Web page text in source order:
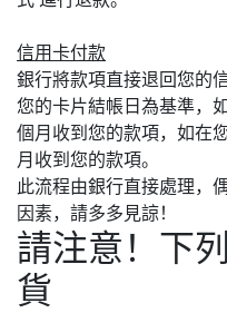
信用卡付款
銀行將款項直接退回您的
您的卡片結帳日為基準，
個月收到您的款項，如在
月收到您的款項。
此流程由銀行直接處理，
因素，請多多見諒！
請注意！下
貨